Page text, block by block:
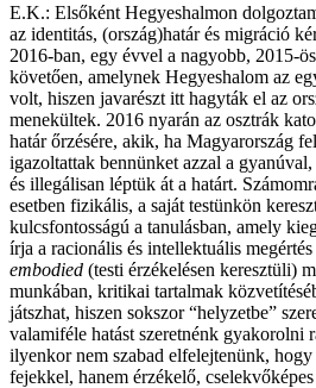
E.K.: Elsőként Hegyeshalmon
az identitás, (ország)határ és migráció
2016-ban, egy évvel a nagyobb, 2015-
követően, amelynek Hegyeshalom az
volt, hiszen javarészt itt hagyták el az
menekültek. 2016 nyarán az osztrák
határ őrzésére, akik, ha Magyarország
igazoltattak bennünket azzal a
és illegálisan léptük át a határt.
esetben fizikális, a saját testünkön
kulcsfontosságú a tanulásban, amely
írja a racionális és intellektuális
embodied (testi érzékelésen keresztüli)
munkában, kritikai tartalmak
játszhat, hiszen sokszor “helyzetbe”
valamiféle hatást szeretnénk gyakorolni
ilyenkor nem szabad elfelejtenünk,
fejekkel, hanem érzékelő,